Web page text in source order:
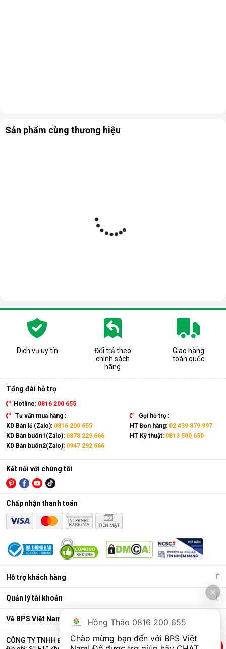
Sản phẩm cùng thương hiệu
Dịch vụ uy tín
Đổi trả theo
chính sách
hãng
Giao hàng
toàn quốc
Tổng đài hỗ trợ
Hotline: 0816 200 655
Tư vấn mua hàng :
KD Bán lẻ (Zalo): 0816 200 655
KD Bán buôn1(Zalo): 0878 229 666
KD Bán buôn2(Zalo): 0947 292 666
Gọi hỗ trợ :
HT Đơn hàng: 02 439 879 997
HT Kỹ thuật: 0813 500 650
Hỗ trợ khách hàng
Quản lý tài khoản
Về BPS Việt Nam
Kết nối với chúng tôi
Chấp nhận thanh toán
CÔNG TY TNHH ĐẦU TƯ VÀ THƯƠNG MẠI BPS VIỆT NAM
Hồng Thảo 0816 200 655
Chào mừng bạn đến với BPS Việt